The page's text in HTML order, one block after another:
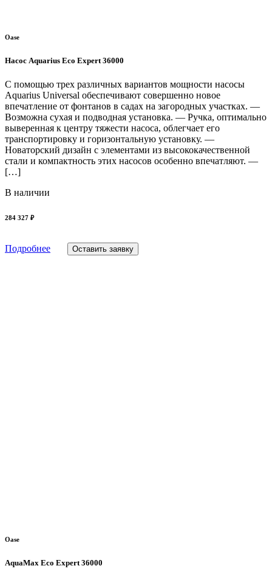
Oase
Насос Aquarius Eco Expert 36000
С помощью трех различных вариантов мощности насосы
Aquarius Universal обеспечивают совершенно новое
впечатление от фонтанов в садах на загородных участках. —
Возможна сухая и подводная установка. — Ручка, оптимально
выверенная к центру тяжести насоса, облегчает его
транспортировку и горизонтальную установку. —
Новаторский дизайн с элементами из высококачественной
стали и компактность этих насосов особенно впечатляют. —
[…]
В наличии
284 327 ₽
Подробнее Оставить заявку
Oase
AquaMax Eco Expert 36000